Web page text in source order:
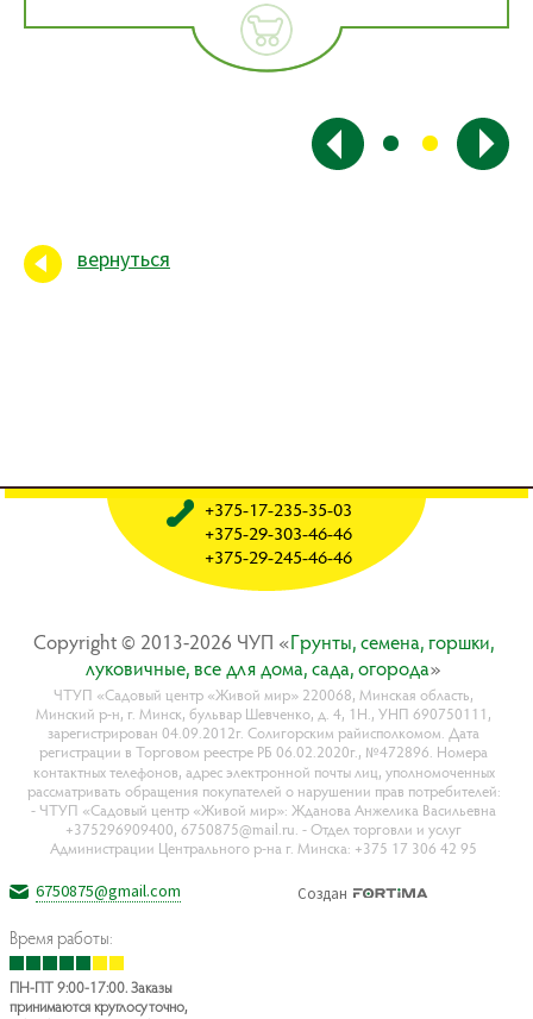
вернуться
Copyright © 2013-2026 ЧУП «Гpyнты, ceмeнa, гopшки,
лyкoвичныe, вce для дoмa, caдa, oгopoдa»
ЧТУП «Садовый центр «Живой мир» 220068, Минская область,
Минский р-н, г. Минск, бульвар Шевченко, д. 4, 1Н., УНП 690750111,
зарегистрирован 04.09.2012г. Солигорским райисполкомом. Дата
регистрации в Торговом реестре РБ 06.02.2020г., №472896. Номера
контактных телефонов, адрес электронной почты лиц, уполномоченных
рассматривать обращения покупателей о нарушении прав потребителей:
- ЧТУП «Садовый центр «Живой мир»: Жданова Анжелика Васильевна
+375296909400, 6750875@mail.ru. - Отдел торговли и услуг
Администрации Центрального р-на г. Минска: +375 17 306 42 95
+375-17-235-35-03
+375-29-303-46-46
+375-29-245-46-46
6750875@gmail.com
Время работы:
ПН-ПТ 9:00-17:00. Заказы
принимаются круглосуточно,
Создан